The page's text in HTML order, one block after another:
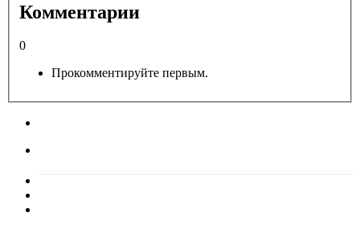
Комментарии
0
Прокомментируйте первым.